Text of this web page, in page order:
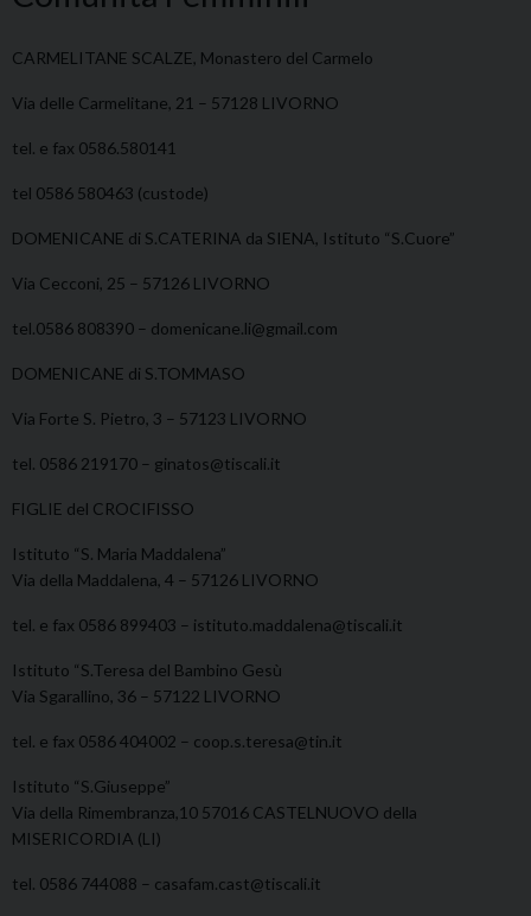
CARMELITANE SCALZE, Monastero del Carmelo
Via delle Carmelitane, 21 – 57128 LIVORNO
tel. e fax 0586.580141
tel 0586 580463 (custode)
DOMENICANE di S.CATERINA da SIENA, Istituto “S.Cuore”
Via Cecconi, 25 – 57126 LIVORNO
tel.0586 808390 – domenicane.li@gmail.com
DOMENICANE di S.TOMMASO
Via Forte S. Pietro, 3 – 57123 LIVORNO
tel. 0586 219170 – ginatos@tiscali.it
FIGLIE del CROCIFISSO
Istituto “S. Maria Maddalena”
Via della Maddalena, 4 – 57126 LIVORNO
tel. e fax 0586 899403 – istituto.maddalena@tiscali.it
Istituto “S.Teresa del Bambino Gesù
Via Sgarallino, 36 – 57122 LIVORNO
tel. e fax 0586 404002 – coop.s.teresa@tin.it
Istituto “S.Giuseppe”
Via della Rimembranza,10 57016 CASTELNUOVO della
MISERICORDIA (LI)
tel. 0586 744088 – casafam.cast@tiscali.it